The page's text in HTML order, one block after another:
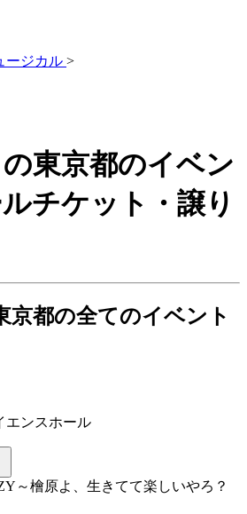
ージカル >
東京都のイベン
チケット・譲り
京都の全てのイベント
エンスホール
～檜原よ、生きてて楽しいやろ？